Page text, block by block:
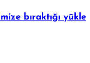
bıraktığı yükle